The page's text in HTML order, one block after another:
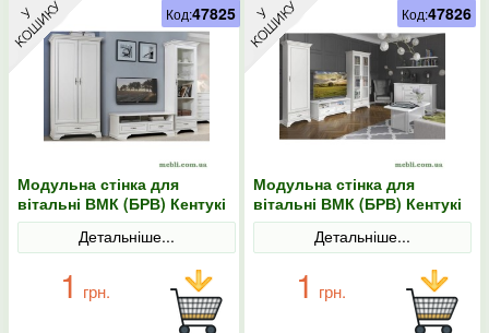
Модульна стінка для
вітальні ВМК (БРВ) Кентукі
N77794 Білий альпійський
Детальніше...
1 грн.
Код:47825
Модульна стінка для
вітальні ВМК (БРВ) Кентукі
N77795 Білий альпійський
Детальніше...
1 грн.
Код:47826